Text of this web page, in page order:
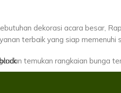
dekorasi acara besar,
terbaik yang siap memenuhi
dan temukan rangkaian bunga